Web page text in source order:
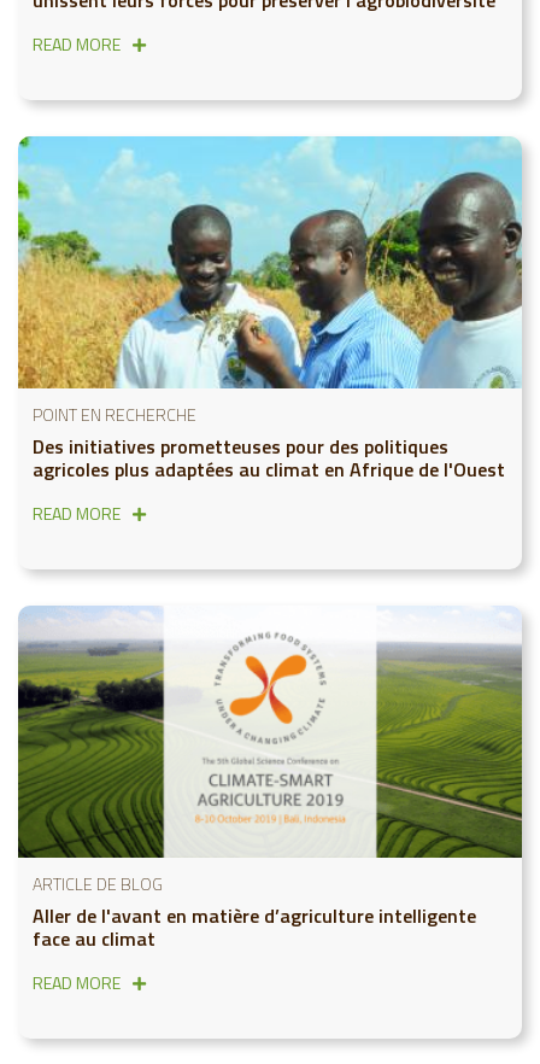
READ MORE
POINT EN RECHERCHE
Des initiatives prometteuses pour des politiques
agricoles plus adaptées au climat en Afrique de l'Ouest
READ MORE
ARTICLE DE BLOG
Aller de l'avant en matière d’agriculture intelligente
face au climat
READ MORE